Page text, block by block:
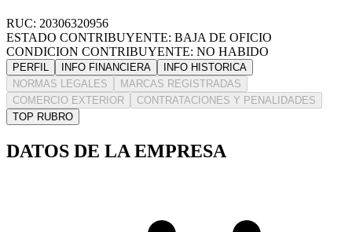
RUC: 20306320956
ESTADO CONTRIBUYENTE: BAJA DE OFICIO
CONDICION CONTRIBUYENTE: NO HABIDO
PERFIL INFO FINANCIERA
INFO HISTORICA
NORMAS LEGALES
MARCAS REGISTRADAS
COMERCIO EXTERIOR
CONTRATACIONES Y PENALIDADES
TOP RUBRO
DATOS DE LA EMPRESA